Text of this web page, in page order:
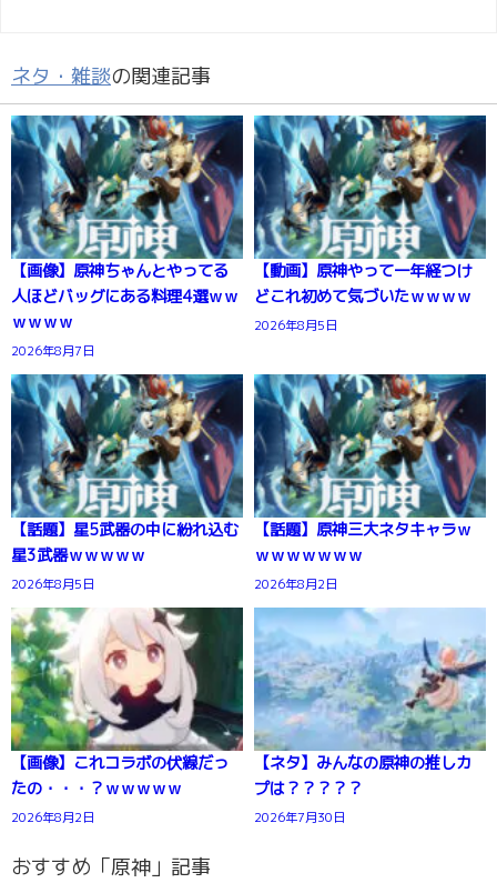
ネタ・雑談の関連記事
【画像】原神ちゃんとやってる
人ほどバッグにある料理4選ｗｗ
ｗｗｗｗ
2026年8月7日
【動画】原神やって一年経つけ
どこれ初めて気づいたｗｗｗｗ
2026年8月5日
【話題】星5武器の中に紛れ込む
星3武器ｗｗｗｗｗ
2026年8月5日
【話題】原神三大ネタキャラｗ
ｗｗｗｗｗｗｗ
2026年8月2日
【画像】これコラボの伏線だっ
たの・・・？ｗｗｗｗｗ
2026年8月2日
【ネタ】みんなの原神の推しカ
プは？？？？？
2026年7月30日
おすすめ「原神」記事